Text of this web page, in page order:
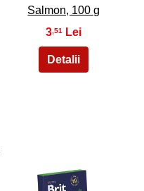
Salmon, 100 g
3 ,51